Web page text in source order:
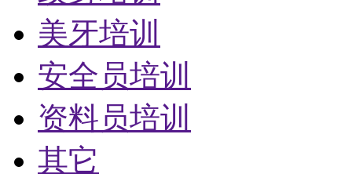
美牙培训
安全员培训
资料员培训
其它